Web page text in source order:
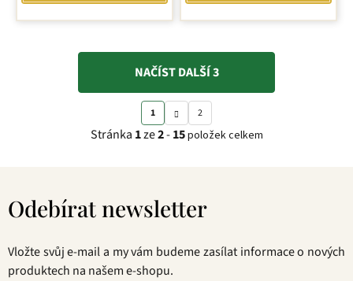
O
v
l
a
c
p
NAČÍST DALŠÍ 3
S
t
r
o
á
1 2
Stránka 1ze2-15položek celkem
Odebírat newsletter
Vložte svůj e-mail a my vám budeme zasílat informace o nových
produktech na našem e-shopu.